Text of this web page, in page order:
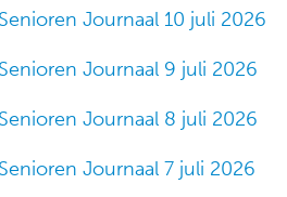
Senioren Journaal 10 juli 2026
Senioren Journaal 9 juli 2026
Senioren Journaal 8 juli 2026
Senioren Journaal 7 juli 2026